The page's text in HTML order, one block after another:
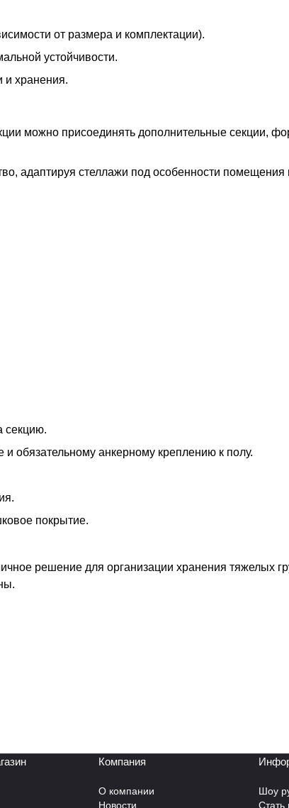
от размера и комплектации).
устойчивости.
и хранения.
можно присоединять дополнительные секции,
адаптируя стеллажи под особенности
секцию.
и обязательному анкерному креплению к полу.
покрытие.
решение для организации хранения тяжелых
Компания
О компании
Новости
Шоу
Стать